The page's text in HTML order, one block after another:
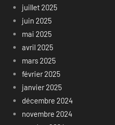
juillet 2025
juin 2025
mai 2025
avril 2025
mars 2025
février 2025
janvier 2025
décembre 2024
novembre 2024